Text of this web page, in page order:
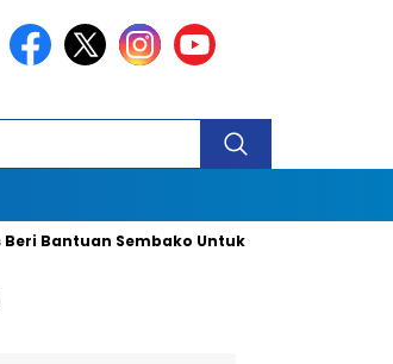
Sembako Untuk 40 Kepala Keluarga dan